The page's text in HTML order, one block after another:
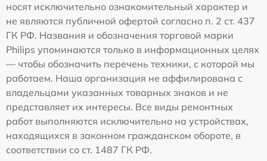
носят исключительно ознакомительный характер и
не являются публичной офертой согласно п. 2 ст. 437
ГК РФ. Названия и обозначения торговой марки
Philips упоминаются только в информационных целях
— чтобы обозначить перечень техники, с которой мы
работаем. Наша организация не аффилирована с
владельцами указанных товарных знаков и не
представляет их интересы. Все виды ремонтных
работ выполняются исключительно на устройствах,
находящихся в законном гражданском обороте, в
соответствии со ст. 1487 ГК РФ.